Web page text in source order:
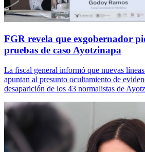
FGR revela que exgobernador
pruebas de caso Ayotzinapa
La fiscal general informó que nuevas
apuntan al presunto ocultamiento de
desaparición de los 43 normalistas de